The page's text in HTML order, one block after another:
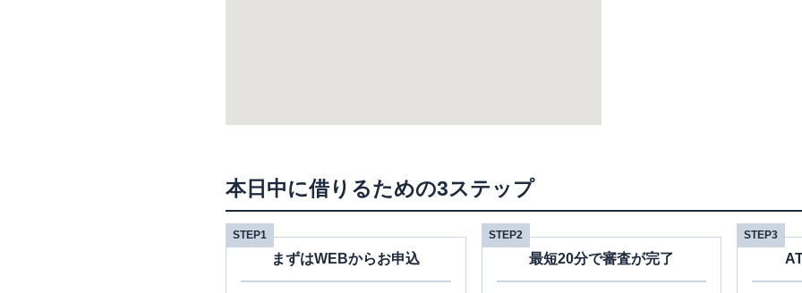
本日中に借りるための3ステップ
STEP1
まずはWEBからお申込
STEP2
最短20分で審査が完了
STEP3